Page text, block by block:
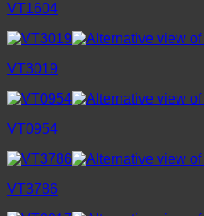
VT1604
VT3019
VT0954
VT3786